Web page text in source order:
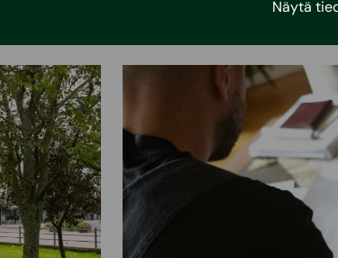
Näytä